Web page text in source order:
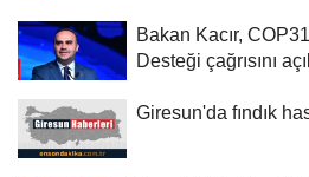
Bakan Kacır,
Desteği çağrısını
Giresun'da fındık